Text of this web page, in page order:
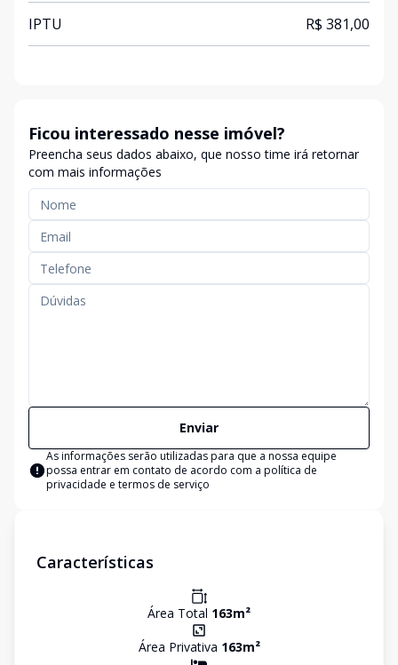
IPTU R$ 381,00
Ficou interessado nesse imóvel?
Preencha seus dados abaixo, que nosso time irá retornar
com mais informações
Enviar
As informações serão utilizadas para que a nossa equipe
possa entrar em contato de acordo com a política de
privacidade e termos de serviço
Características
Área Total 163m²
Área Privativa 163m²